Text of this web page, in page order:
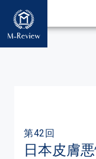
第42回
日本皮膚